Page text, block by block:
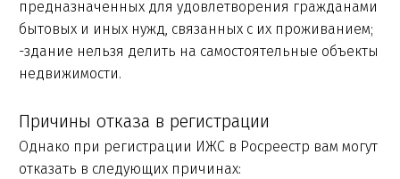
предназначенных для удовлетворения гражданами
бытовых и иных нужд, связанных с их проживанием;
-здание нельзя делить на самостоятельные объекты
недвижимости.
Причины отказа в регистрации
Однако при регистрации ИЖС в Росреестр вам могут
отказать в следующих причинах: